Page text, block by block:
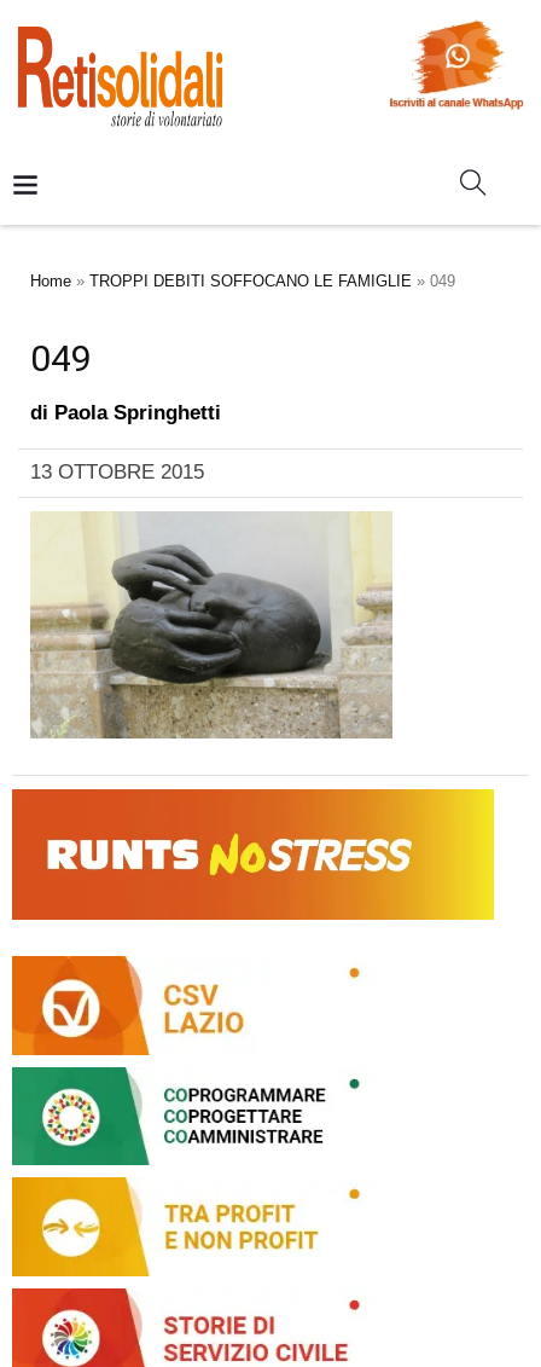
Home » TROPPI DEBITI SOFFOCANO LE FAMIGLIE » 049
049
di Paola Springhetti
13 OTTOBRE 2015